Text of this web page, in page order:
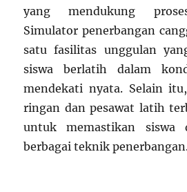
yang mendukung
Simulator penerbangan
satu fasilitas unggulan
siswa berlatih dalam
mendekati nyata. Selain
ringan dan pesawat latih
untuk memastikan siswa
berbagai teknik